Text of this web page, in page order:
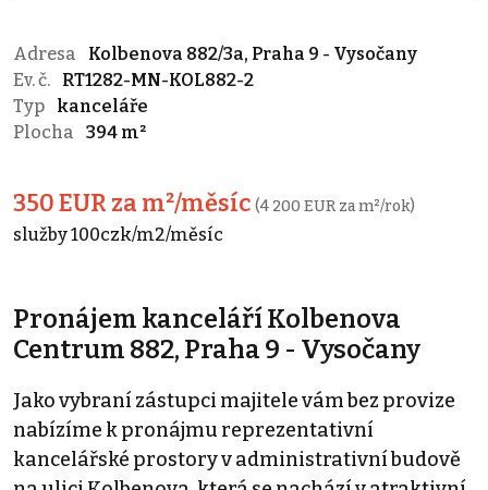
Adresa
Kolbenova 882/3a, Praha 9 - Vysočany
Ev. č.
RT1282-MN-KOL882-2
Typ
kanceláře
Plocha
394 m²
350 EUR za m²/měsíc (4 200 EUR za m²/rok)
služby 100czk/m2/měsíc
Pronájem kanceláří Kolbenova
Centrum 882, Praha 9 - Vysočany
Jako vybraní zástupci majitele vám bez provize
nabízíme k pronájmu reprezentativní
kancelářské prostory v administrativní budově